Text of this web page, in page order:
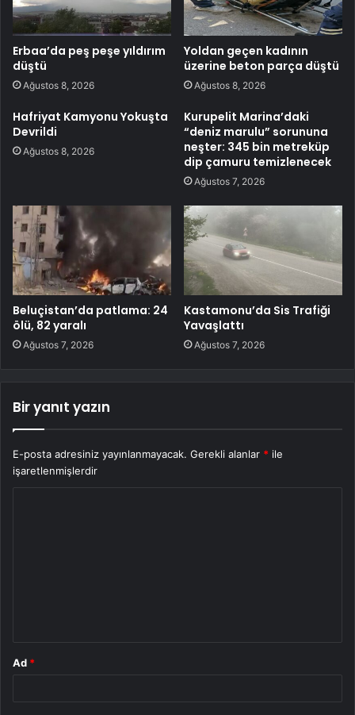
Erbaa’da peş peşe yıldırım
düştü
Ağustos 8, 2026
Yoldan geçen kadının
üzerine beton parça düştü
Ağustos 8, 2026
Hafriyat Kamyonu Yokuşta
Devrildi
Ağustos 8, 2026
Kurupelit Marina’daki
“deniz marulu” sorununa
neşter: 345 bin metreküp
dip çamuru temizlenecek
Ağustos 7, 2026
Beluçistan’da patlama: 24
ölü, 82 yaralı
Ağustos 7, 2026
Kastamonu’da Sis Trafiği
Yavaşlattı
Ağustos 7, 2026
Bir yanıt yazın
E-posta adresiniz yayınlanmayacak. Gerekli alanlar * ile
işaretlenmişlerdir
Ad *